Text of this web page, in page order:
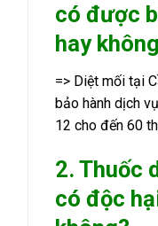
có được
hay
=> Diệt mối tại
bảo hành dịch
12 cho đến 60
2. Thuốc
có độc